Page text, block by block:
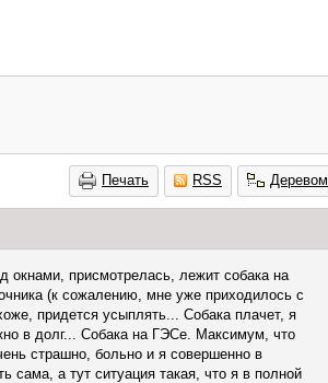
Печать RSS Деревом
присмотрелась, лежит собака на
(к сожалению, мне уже приходилось с
придется усыплять... Собака плачет, я
в долг... Собака на ГЭСе. Максимум, что
страшно, больно и я совершенно в
сама, а тут ситуация такая, что я в полной